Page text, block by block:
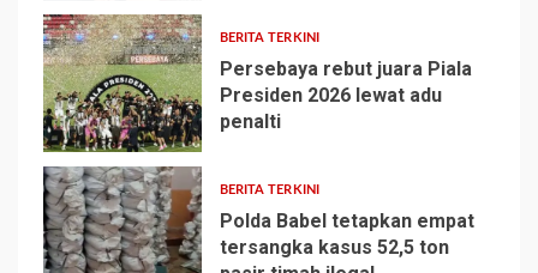
3
BERITA TERKINI
Persebaya rebut juara Piala
Presiden 2026 lewat adu
penalti
BERITA TERKINI
Polda Babel tetapkan empat
tersangka kasus 52,5 ton